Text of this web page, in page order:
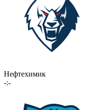
Нефтехимик
-:-